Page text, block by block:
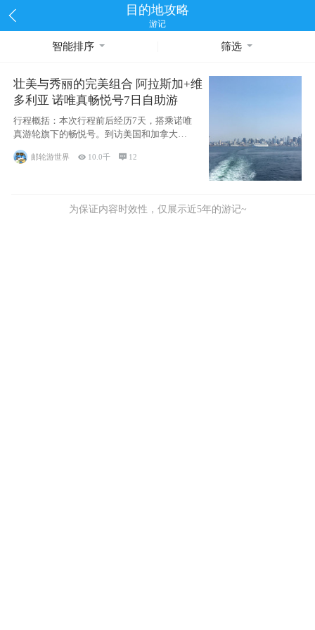
目的地攻略
游记
智能排序 筛选
壮美与秀丽的完美组合 阿拉斯加+维
多利亚 诺唯真畅悦号7日自助游
行程概括：本次行程前后经历7天，搭乘诺唯
真游轮旗下的畅悦号。到访美国和加拿大的4
个州/省：美国华盛顿州
邮轮游世界  10.0千  12
为保证内容时效性，仅展示近5年的游记~